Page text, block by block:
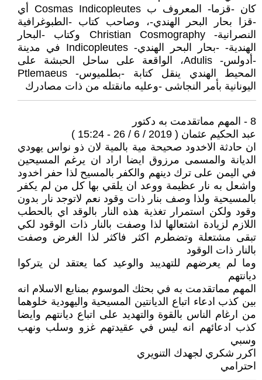
كان -قزما- المعروف ب Cosmas Indicopleutes أي
-قزا بحار البحر الهندي-، وصاحب كتاب -الطبوغرافية
النصرانية- Christian Cosmography وكتاب -البحار
الهندية- -بحار البحر الهندي- Indicopleutes في مدينة
-أدولس- Adulis، الواقعة على ساحل الحبشة على
المحيط الهندي ينقل كتابة -بطلميوس- Ptlemaeus
اليونانية بأمر النجاشى -وعليه مانقتله من ذات مصادرك
8 - المهم مماتقدمت به دكتور
عبد الحكيم عثمان ( 2019 / 6 / 26 - 15:24 )
ان حادثة الاخدود صحيحة مية بالمية لان ذو نواس يهودي
الديانة والمسمى مرزوق ايضا اراد ان يرغم المسيحين
في اليمن على ترك دينهم والكفر بالمسيح لذا حفر اخدود
واشعل به نار عظيمة ووعد ان يلقي بها كل من لم يكفر
بالمسيحية ولذا وصف بنار ذات وقود نعم لاتوجد نار بدون
وقود ولكن استمرار تغذية هذه النار بالوقد اي بالحطب
اللازم لزيادة اشتعالها لذا وصفت بالنار ذات الوقود لكي
تبقى مشتعلة وتضطرم اكثر فاكثر لذا الغرض وصفت
بالنار ذات الوقود
وما لم يعرضهم للتهديبد والوعيد كما يعتقد لن يتركوا
ديانتهم
المهم مماتقدمت به في بحثك الموسوم بمنابع الاسلام انه
بين كذب ادعاء اتباع الديانتين المسيحية واليهودية خلوهما
من ارغام الناس بالقوة والتهديد على اتباع ديانتهم وايضا
كذب ادعائهم انه ليس في عقيدتهم غزو وسلب ونهب
وسبي
اكرر شكري لجهدك التنويري
احترامي